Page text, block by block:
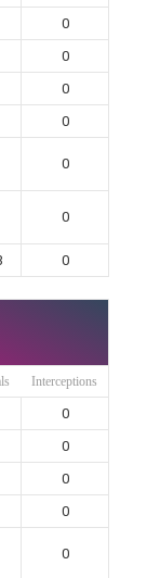
0
0
0
0
0
0
0
Interceptions
0
0
0
0
0